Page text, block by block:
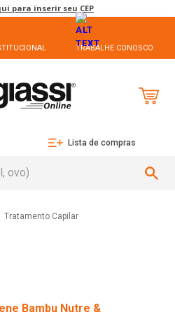
para inserir seu CEP
TRABALHE CONOSCO
Lista de compras
Tratamento Capilar
Bambu Nutre &